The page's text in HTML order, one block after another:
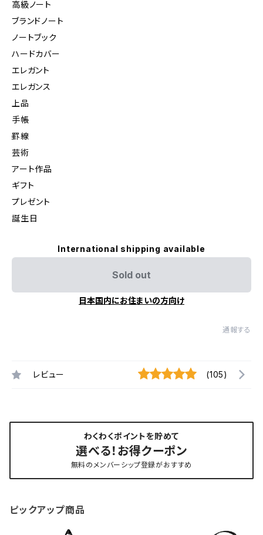
高級ノート
ブランドノート
ノートブック
ハードカバー
エレガント
エレガンス
上品
手帳
罫線
芸術
アート作品
ギフト
プレゼント
誕生日
International shipping available
Sold out
日本国内にお住まいの方向け
通報する
レビュー (105)
わくわくポイントを貯めて
選べる！お得クーポン
無料のメンバーシップ登録がおすすめ
ピックアップ商品